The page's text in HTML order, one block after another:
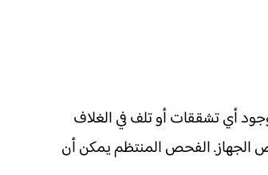
أي تشققات أو تلف في الغلاف
الفحص المنتظم يمكن أن